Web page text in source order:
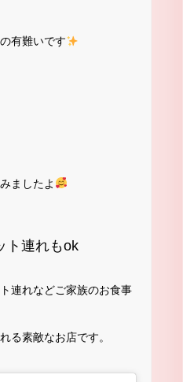
有難いです
ましたよ
ト連れもok
連れなどご家族のお食事
る素敵なお店です。